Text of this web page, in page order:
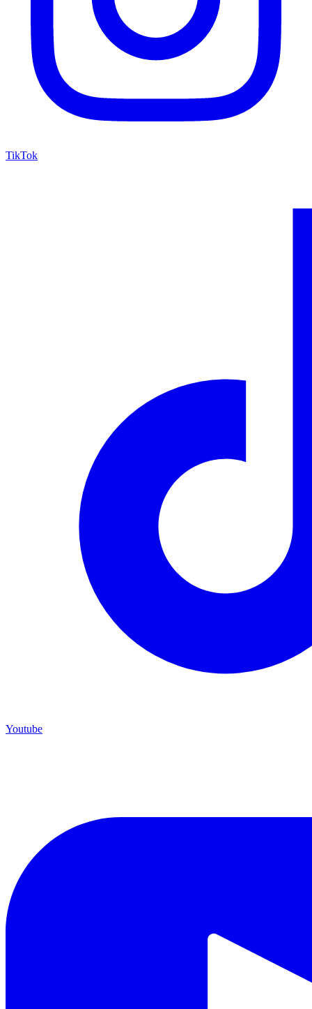
TikTok
Youtube